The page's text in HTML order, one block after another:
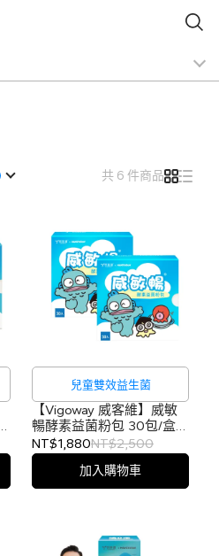
共 6 件商品
兒童雙效益生菌
【Vigoway 威客維】威敏
暢酵素益菌粉包 30包/盒
x2盒 (兒童益生菌、三麗鷗
人魚漢頓授權)
NT$1,880NT$2,500
加入購物車